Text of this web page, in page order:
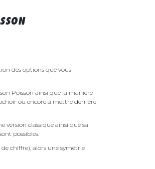
des options que vous
Poisson ainsi que la manière
ou encore à mettre derrière
version classique ainsi que sa
possibles.
chiffre), alors une symétrie